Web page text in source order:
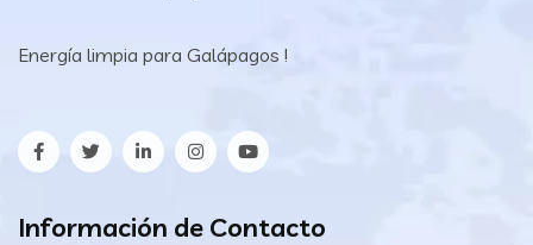
Energía limpia para Galápagos !
Información de Contacto